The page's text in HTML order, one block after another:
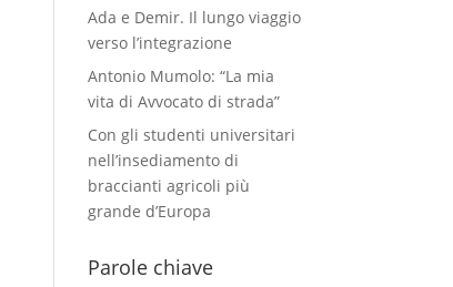
Ada e Demir. Il lungo viaggio
verso l’integrazione
Antonio Mumolo: “La mia
vita di Avvocato di strada”
Con gli studenti universitari
nell’insediamento di
braccianti agricoli più
grande d’Europa
Parole chiave